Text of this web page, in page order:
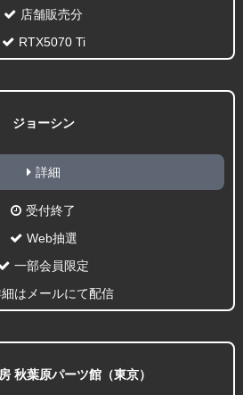
店舗販売分
RTX5070 Ti
ジョーシン
詳細
受付終了
Web抽選
一部会員限定
はメールにて配信
秋葉原パーツ館（東京）